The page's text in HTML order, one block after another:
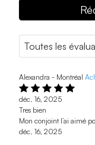
Alexandra - Montréal
déc. 16, 2025
Tres bien
Mon conjoint l’ai aimé
déc. 16, 2025